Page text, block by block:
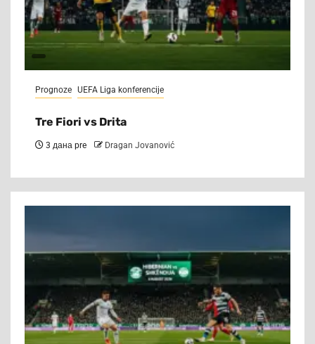
Prognoze UEFA Liga konferencije
Tre Fiori vs Drita
3 дана pre Dragan Jovanović